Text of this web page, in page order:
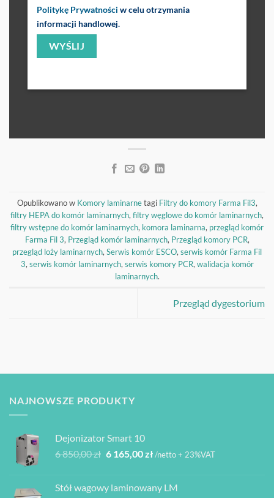
Politykę Prywatności w celu otrzymania
informacji handlowej.
Opublikowano w Komory laminarnetagi Filtry do komory Farma Fil3,
filtry HEPA do komór laminarnych, filtry węglowe do komór laminarnych,
filtry wstępne do komór laminarnych, komora laminarna, przegląd komór
Farma Fil 3, Przegląd komór laminarnych, Przegląd komory PCR,
przegląd loży laminarnych, Serwis komór ESCO, serwis komór Farma Fil
3, serwis komór laminarnych, serwis komory PCR, walidacja komór
laminarnych.
Przegląd dygestorium
NAJNOWSZE PRODUKTY
Dejonizator Smart 10
6 850,00zł Pierwotna
6
6 165,00złAktualna
6
/netto + 23%VAT
Stół wagowy laminowany LM